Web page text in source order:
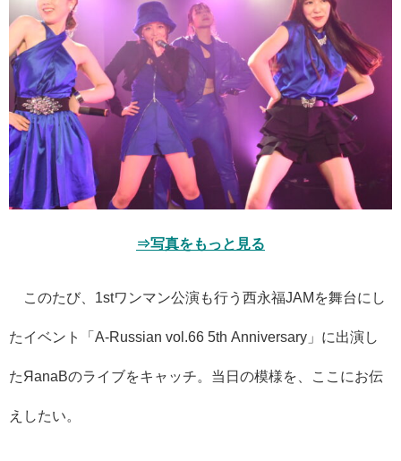
⇒写真をもっと見る
このたび、1stワンマン公演も行う西永福JAMを舞台にし
たイベント「A-Russian vol.66 5th Anniversary」に出演し
たЯanaBのライブをキャッチ。当日の模様を、ここにお伝
えしたい。